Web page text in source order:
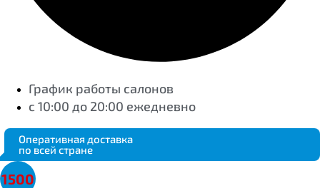
График работы салонов
с 10:00 до 20:00 ежедневно
Оперативная доставка
по всей стране
1500